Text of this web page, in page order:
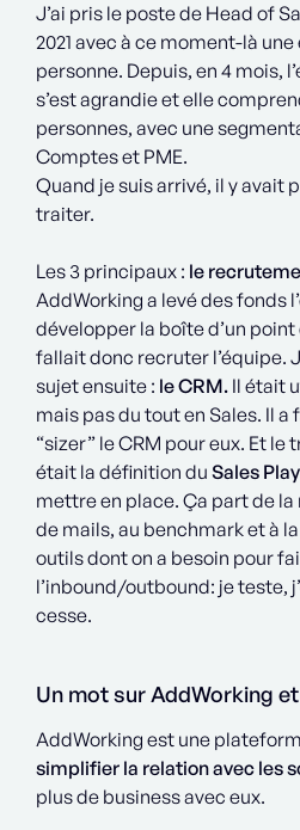
J’ai pris le poste de Head of
2021 avec à ce moment-là
personne. Depuis, en 4 mois,
s’est agrandie et elle
personnes, avec une
Comptes et PME.
Quand je suis arrivé, il y avait
traiter.
Les 3 principaux : le
AddWorking a levé des fonds
développer la boîte d’un
fallait donc recruter l’équipe.
sujet ensuite : le CRM. Il était
mais pas du tout en Sales. Il
“sizer” le CRM pour eux. Et
était la définition du Sales
mettre en place. Ça part de
de mails, au benchmark et à
outils dont on a besoin pour
l’inbound/outbound: je teste,
cesse.
Un mot sur AddWorking
AddWorking est une
simplifier la relation avec les
plus de business avec eux.